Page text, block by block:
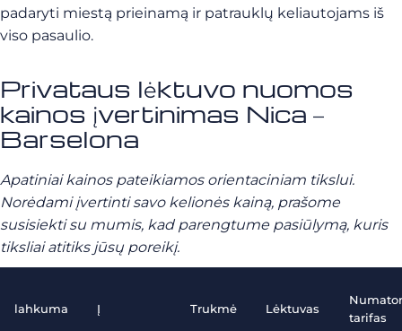
padaryti miestą prieinamą ir patrauklų keliautojams iš
viso pasaulio.
Privataus lėktuvo nuomos
kainos įvertinimas Nica –
Barselona
Apatiniai kainos pateikiamos orientaciniam tikslui.
Norėdami įvertinti savo kelionės kainą, prašome
susisiekti su mumis, kad parengtume pasiūlymą, kuris
tiksliai atitiks jūsų poreikį.
lahkuma Į Trukmė Lėktuvas
tarifas